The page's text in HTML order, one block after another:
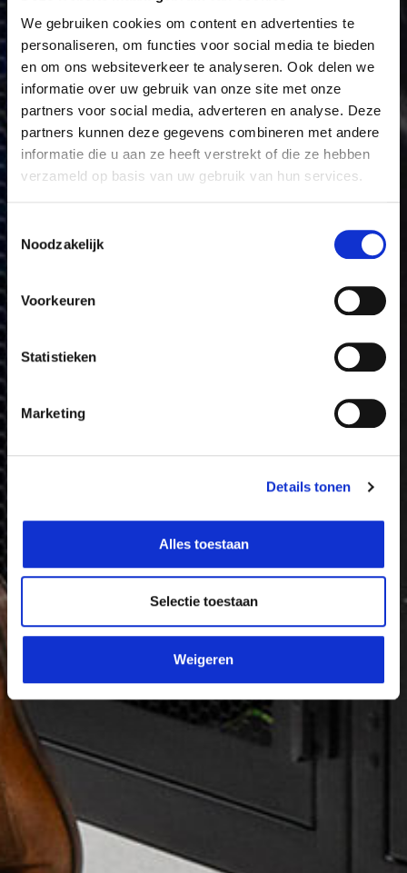
We gebruiken cookies om content en advertenties te
personaliseren, om functies voor social media te bieden
en om ons websiteverkeer te analyseren. Ook delen we
informatie over uw gebruik van onze site met onze
partners voor social media, adverteren en analyse. Deze
partners kunnen deze gegevens combineren met andere
informatie die u aan ze heeft verstrekt of die ze hebben
verzameld op basis van uw gebruik van hun services.
Noodzakelijk
Voorkeuren
Statistieken
Marketing
Details tonen
Alles toestaan
Selectie toestaan
Weigeren